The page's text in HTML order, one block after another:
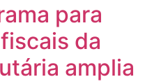
para
da
amplia